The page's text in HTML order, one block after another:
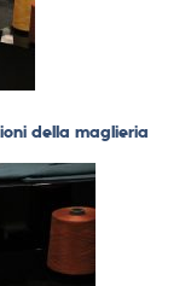
della maglieria